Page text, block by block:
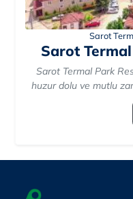
Sarot
Sarot
Sarot Termal Park
huzur dolu ve mutlu